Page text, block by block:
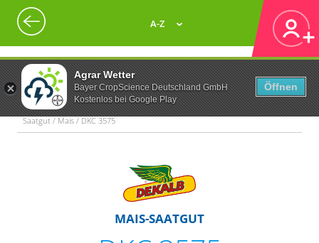
Agrar Wetter
Bayer CropScience Deutschland GmbH
Kostenlos bei Google Play
Öffnen
A-Z
Saatgut / Mais / DKC 3575
MAIS-SAATGUT